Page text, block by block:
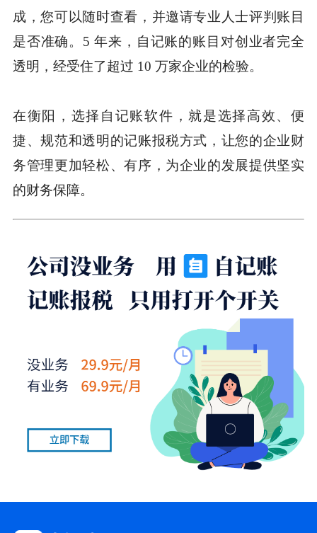
成，您可以随时查看，并邀请专业人士评判账目
是否准确。5 年来，自记账的账目对创业者完全
透明，经受住了超过 10 万家企业的检验。
在衡阳，选择自记账软件，就是选择高效、便
捷、规范和透明的记账报税方式，让您的企业财
务管理更加轻松、有序，为企业的发展提供坚实
的财务保障。